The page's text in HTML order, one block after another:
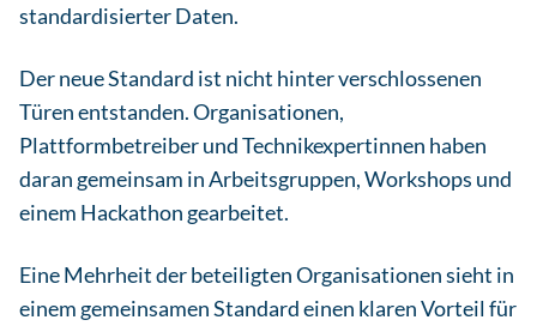
standardisierter Daten.
Der neue Standard ist nicht hinter verschlossenen
Türen entstanden. Organisationen,
Plattformbetreiber und Technikexpertinnen haben
daran gemeinsam in Arbeitsgruppen, Workshops und
einem Hackathon gearbeitet.
Eine Mehrheit der beteiligten Organisationen sieht in
einem gemeinsamen Standard einen klaren Vorteil für